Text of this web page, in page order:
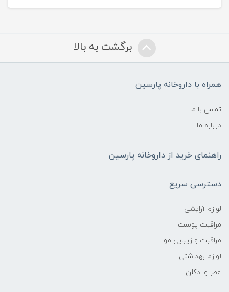
برگشت به بالا
همراه با داروخانه پارسین
تماس با ما
درباره ما
راهنمای خرید از داروخانه پارسین
دسترسی سریع
لوازم آرایشی
مراقبت پوست
مراقبت و زیبایی مو
لوازم بهداشتی
عطر و ادکلن